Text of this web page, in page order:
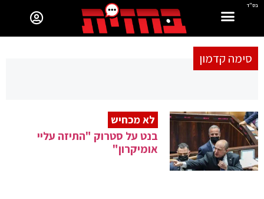
בס"ד
סימה קדמון
לא מכחיש
בנט על סטרוק "התיזה עליי
אומיקרון"